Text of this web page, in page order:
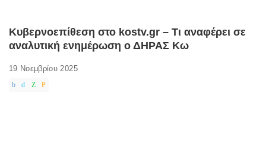
Κυβερνοεπίθεση στο kostv.gr – Τι αναφέρει σε
αναλυτική ενημέρωση ο ΔΗΡΑΣ Κω
19 Νοεμβρίου 2025